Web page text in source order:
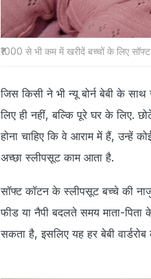
₹1000 से भी कम में खरीदें बच्चों के लिए
जिस किसी ने भी न्यू बोर्न बेबी के
लिए ही नहीं, बल्कि पूरे घर के लिए.
होना चाहिए कि वे आराम में हैं, उन्हें
अच्छा स्लीपसूट काम आता है.
सॉफ्ट कॉटन के स्लीपसूट बच्चे की
फीड या नैपी बदलते समय माता-पिता
सकता है, इसलिए यह हर बेबी